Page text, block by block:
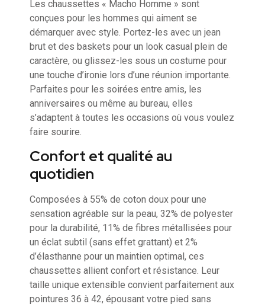
Les chaussettes « Macho Homme » sont
conçues pour les hommes qui aiment se
démarquer avec style. Portez-les avec un jean
brut et des baskets pour un look casual plein de
caractère, ou glissez-les sous un costume pour
une touche d’ironie lors d’une réunion importante.
Parfaites pour les soirées entre amis, les
anniversaires ou même au bureau, elles
s’adaptent à toutes les occasions où vous voulez
faire sourire.
Confort et qualité au
quotidien
Composées à 55% de coton doux pour une
sensation agréable sur la peau, 32% de polyester
pour la durabilité, 11% de fibres métallisées pour
un éclat subtil (sans effet grattant) et 2%
d’élasthanne pour un maintien optimal, ces
chaussettes allient confort et résistance. Leur
taille unique extensible convient parfaitement aux
pointures 36 à 42, épousant votre pied sans